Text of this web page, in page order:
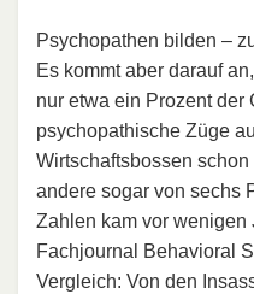
Psychopathen bilden –
Es kommt aber darauf
nur etwa ein Prozent der
psychopathische Züge
Wirtschaftsbossen
andere sogar von sechs
Zahlen kam vor wenigen
Fachjournal Behavioral
Vergleich: Von den